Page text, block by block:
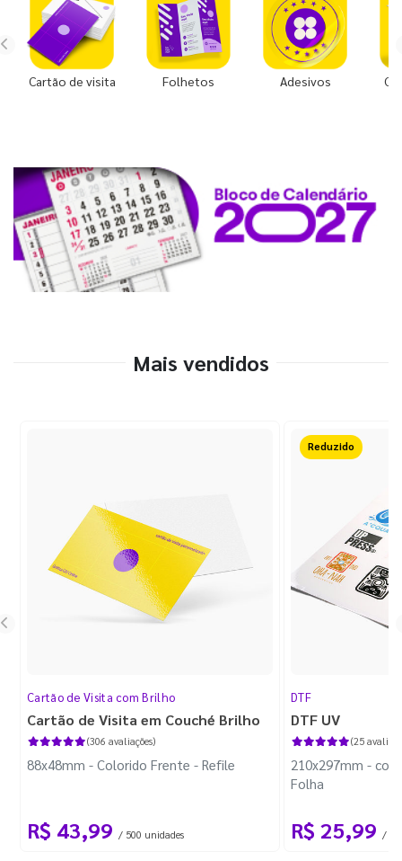
Cartão de visita Folhetos Adesivos
Mais vendidos
Cartão de Visita com Brilho
Cartão de Visita em Couché Brilho
(306 avaliações)
88x48mm - Colorido Frente - Refile
R$ 43,99 / 500 unidades
Reduzido
DTF
DTF UV
(25
210x297mm -
Folha
R$ 25,99 / 1